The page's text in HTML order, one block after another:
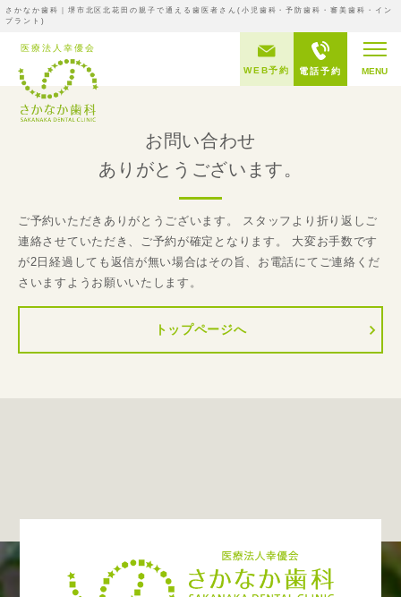
さかなか歯科｜堺市北区北花田の親子で通える歯医者さん(小児歯科・予防歯科・審美歯科・イン
プラント)
MENU
電話予約
WEB予約
お問い合わせ
ありがとうございます。
ご予約いただきありがとうございます。 スタッフより折り返しご
連絡させていただき、ご予約が確定となります。 大変お手数です
が2日経過しても返信が無い場合はその旨、お電話にてご連絡くだ
さいますようお願いいたします。
トップページへ